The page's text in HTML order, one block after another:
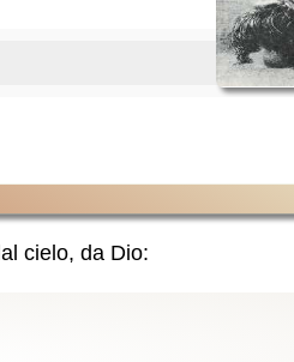
cielo, da Dio: